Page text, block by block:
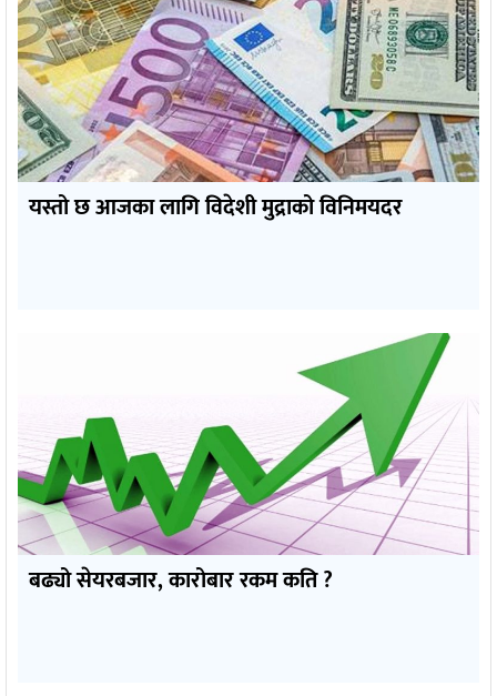
यस्तो छ आजका लागि विदेशी मुद्राको विनिमयदर
बढ्यो सेयरबजार, कारोबार रकम कति ?